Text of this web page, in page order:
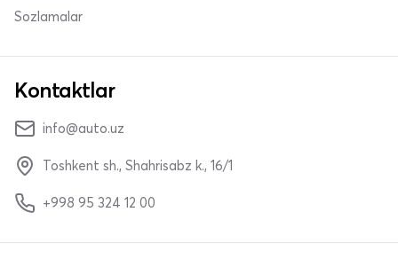
Sozlamalar
Kontaktlar
info@auto.uz
Toshkent sh., Shahrisabz k., 16/1
+998 95 324 12 00